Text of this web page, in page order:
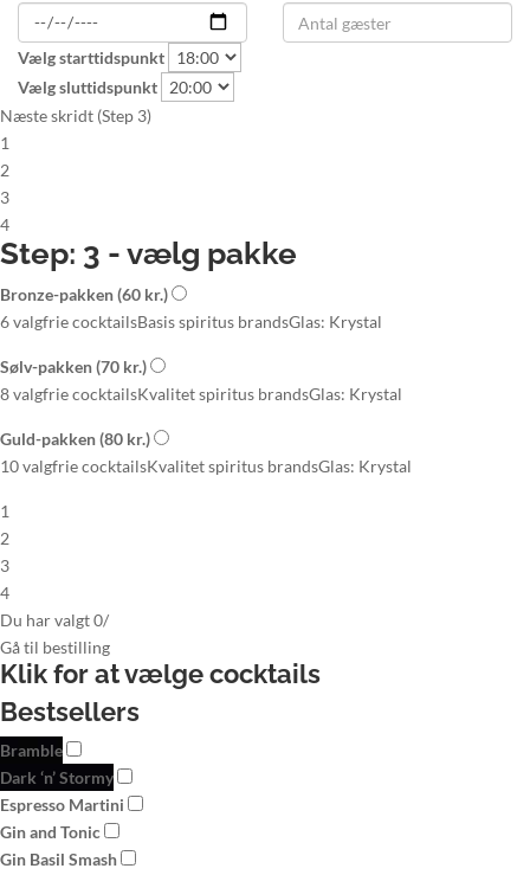
Vælg starttidspunkt
Vælg sluttidspunkt
Næste skridt (Step 3)
1
2
3
4
Step: 3 - vælg pakke
Bronze-pakken(60 kr.)
6 valgfrie cocktailsBasis spiritus brandsGlas: Krystal
Sølv-pakken(70 kr.)
8 valgfrie cocktailsKvalitet spiritus brandsGlas: Krystal
Guld-pakken(80 kr.)
10 valgfrie cocktailsKvalitet spiritus brandsGlas: Krystal
1
2
3
4
Du har valgt0/
Gå til bestilling
Klik for at vælgecocktails
Bestsellers
Bramble
Dark ‘n’ Stormy
Espresso Martini
Gin and Tonic
Gin Basil Smash